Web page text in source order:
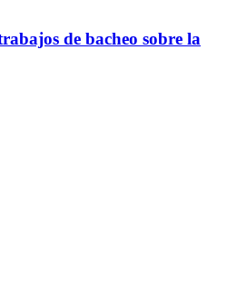
de bacheo sobre la